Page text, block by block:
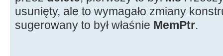
--------------------
usunięty, ale to wymagało zmiany
sugerowany to był właśnie MemPtr.